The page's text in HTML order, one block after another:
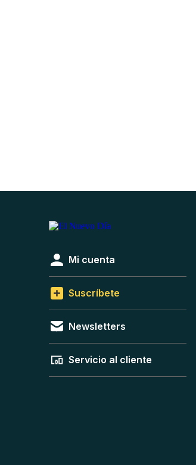
Mi cuenta
Suscríbete
Newsletters
Servicio al cliente